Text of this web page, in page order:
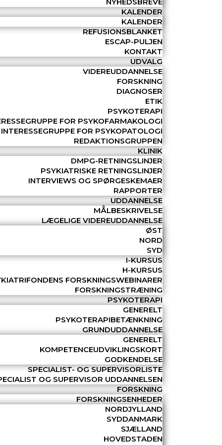
KALENDER
KALENDER
REFUSIONSBLANKET
ESCAP-PULJEN
KONTAKT
UDVALG
VIDEREUDDANNELSE
FORSKNING
DIAGNOSER
ETIK
PSYKOTERAPI
FOR PSYKOFARMAKOLOGI
INTERESSEGRUPPE FOR PSYKOPATOLOGI
REDAKTIONSGRUPPEN
KLINIK
DMPG-RETNINGSLINJER
PSYKIATRISKE RETNINGSLINJER
INTERVIEWS OG SPØRGESKEMAER
RAPPORTER
UDDANNELSE
MÅLBESKRIVELSE
LÆGELIGE VIDEREUDDANNELSE
ØST
NORD
SYD
I-KURSUS
H-KURSUS
FORSKNINGSWEBINARER
FORSKNINGSTRÆNING
PSYKOTERAPI
GENERELT
PSYKOTERAPIBETÆNKNING
GRUNDUDDANNELSE
GENERELT
KOMPETENCEUDVIKLINGSKORT
GODKENDELSE
SPECIALIST- OG SUPERVISORLISTE
OG SUPERVISOR UDDANNELSEN
FORSKNING
FORSKNINGSENHEDER
NORDJYLLAND
SYDDANMARK
SJÆLLAND
HOVEDSTADEN